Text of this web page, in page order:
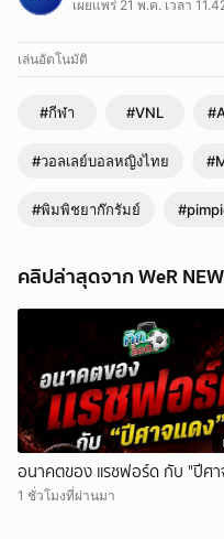
เผยแพร่ 21 พ.ค. เวลา
เล่นอัตโนมัติ
#กีฬา #VNL
#วอลเลย์บอลหญิงไทย
#พิมพิชยาก๊กรัมย์
คลิปล่าสุดจาก WeR
อนาคตของ แรชฟอร์ด กับ "ปีศา
1 ชั่วโมงที่ผ่านมา